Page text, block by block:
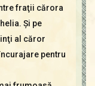
fraţii cărora
Şi pe
al căror
pentru